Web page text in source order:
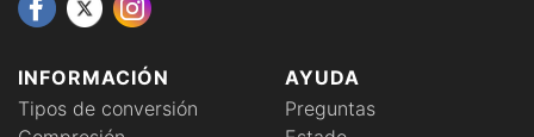
INFORMACIÓN
Tipos de conversión
AYUDA
Preguntas